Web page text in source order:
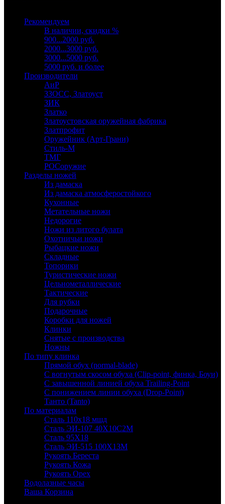
Рекомендуем
В наличии, скидки %
900...2000 руб.
2000...3000 руб.
3000...5000 руб.
5000 руб. и более
Производители
АиР
ЗЗОСС, Златоуст
ЗИК
Златко
Златоустовская оружейная фабрика
Златпрофит
Оружейник (Арт-Грани)
Стиль-М
ТМГ
РОСоружие
Разделы ножей
Из дамаска
Из дамаска атмосферостойкого
Кухонные
Метательные ножи
Недорогие
Ножи из литого булата
Охотничьи ножи
Рыбацкие ножи
Складные
Топорики
Туристические ножи
Цельнометаллические
Тактические
Для рубки
Подарочные
Коробки для ножей
Клинки
Снятые с производства
Ножны
По типу клинка
Прямой обух (normal-blade)
С вогнутым скосом обуха (Clip-point, финка, Боуи)
С завышенной линией обуха Trailing-Point
С понижением линии обуха (Drop-Point)
Танто (Tanto)
По материалам
Сталь 110х18 мшд
Сталь ЭИ-107 40Х10С2М
Сталь 95Х18
Сталь ЭИ-515 100Х13М
Рукоять Береста
Рукоять Кожа
Рукоять Орех
Водолазные часы
Ваша Корзина